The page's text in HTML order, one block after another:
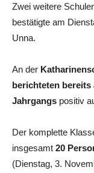
Zwei weitere
bestätigte am
Unna.
An der
berichteten bereits
Jahrgangs positiv
Der komplette
insgesamt 20
(Dienstag, 3.